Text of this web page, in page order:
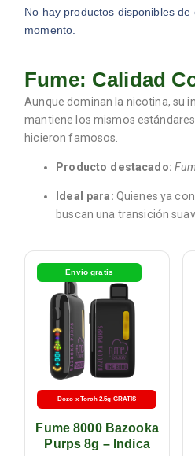
No hay productos disponibles
momento.
Fume: Calidad
Aunque dominan la nicotina, su
mantiene los mismos
hicieron famosos.
Producto destacado:
Ideal para: Quienes ya
buscan una transición
Envío gratis
Dozo x Torch 2.5g GRATIS
Fume 8000 Bazooka
Purps 8g – Indica